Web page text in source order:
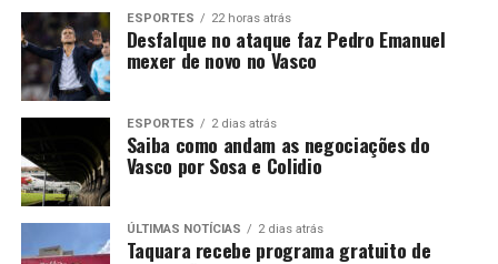
ESPORTES 22 horas atrás
Desfalque no ataque faz Pedro Emanuel
mexer de novo no Vasco
ESPORTES 2 dias atrás
Saiba como andam as negociações do
Vasco por Sosa e Colidio
ÚLTIMAS NOTÍCIAS 2 dias atrás
Taquara recebe programa gratuito de